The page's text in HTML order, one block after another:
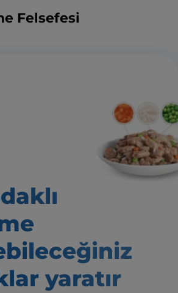
Felsefesi
yaratır